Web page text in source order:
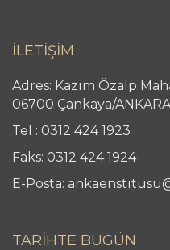
İLETİŞİM
Adres: Kazım Özalp
06700 Çankaya/ANKARA
Tel : 0312 424 1923
Faks: 0312 424 1924
E-Posta:
TARİHTE BUGÜN